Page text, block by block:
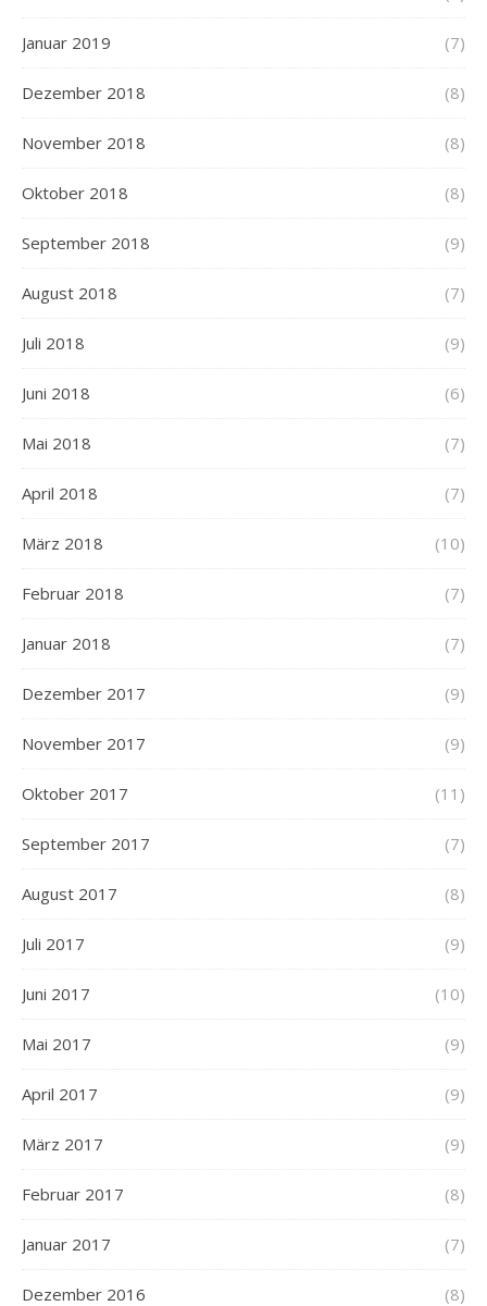
Januar 2019 (7)
Dezember 2018 (8)
November 2018 (8)
Oktober 2018 (8)
September 2018 (9)
August 2018 (7)
Juli 2018 (9)
Juni 2018 (6)
Mai 2018 (7)
April 2018 (7)
März 2018 (10)
Februar 2018 (7)
Januar 2018 (7)
Dezember 2017 (9)
November 2017 (9)
Oktober 2017 (11)
September 2017 (7)
August 2017 (8)
Juli 2017 (9)
Juni 2017 (10)
Mai 2017 (9)
April 2017 (9)
März 2017 (9)
Februar 2017 (8)
Januar 2017 (7)
Dezember 2016 (8)